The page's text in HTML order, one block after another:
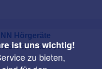
Hörgeräte
5, 57462 Olpe
ist uns wichtig!
zu bieten,